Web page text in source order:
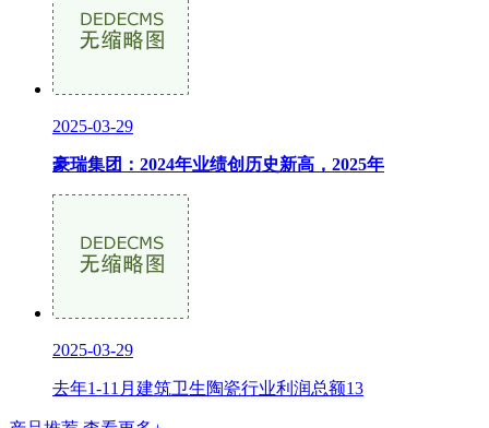
2025-03-29
豪瑞集团：2024年业绩创历史新高，2025年
2025-03-29
去年1-11月建筑卫生陶瓷行业利润总额13